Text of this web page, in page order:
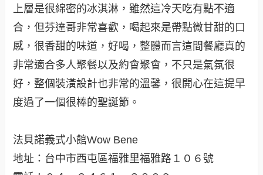
上層是很綿密的冰淇淋，雖然這冷天吃有點不適
合，但芬達哥非常喜歡，喝起來是帶點微甘甜的口
感，很香甜的味道，好喝，整體而言這間餐廳真的
非常適合多人聚餐以及約會聚會，不只是氣氛很
好，整個裝潢設計也非常的溫馨，很開心在這提早
度過了一個很棒的聖誕節。
法貝諾義式小館Wow Bene
地址：台中市西屯區福雅里福雅路１０６號